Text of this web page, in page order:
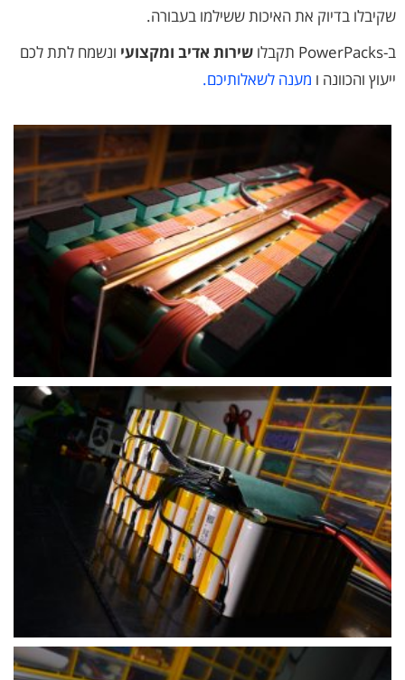
שקיבלו בדיוק את האיכות ששילמו בעבורה.
ב-PowerPacks תקבלו
שירות אדיב ומקצועי ונשמח לתת לכם
ייעוץ והכוונה ו מענה לשאלותיכם.